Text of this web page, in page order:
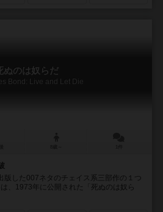
ぬのは奴らだ
Bond: Live and Let Die
版した007ネタのチェイス系三部作の１つ
、1973年に公開された「死ぬのは奴ら